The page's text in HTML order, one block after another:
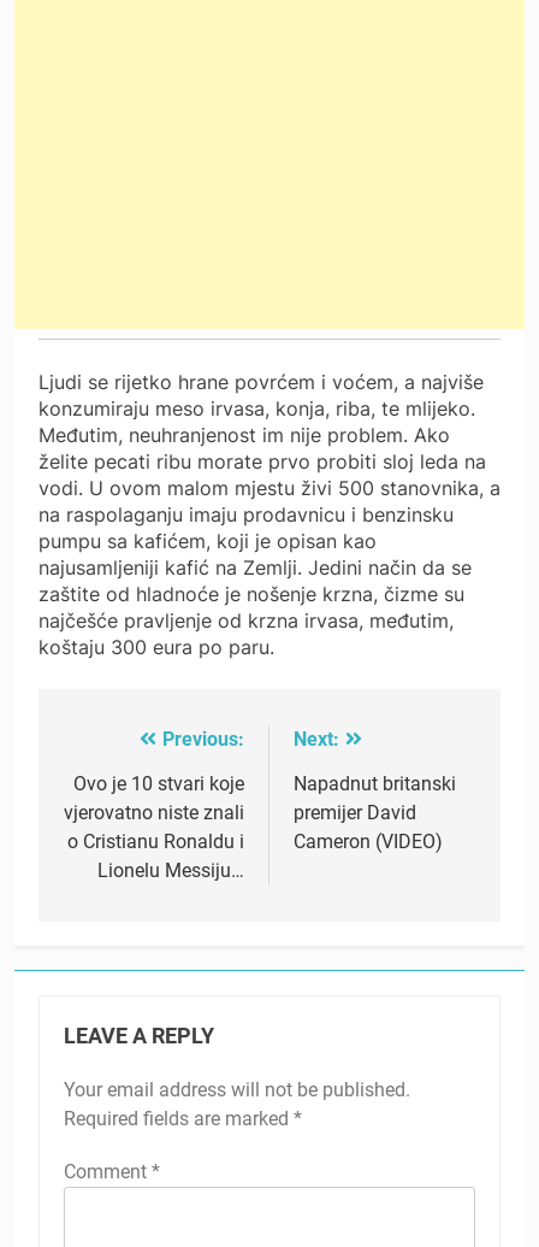
Ljudi se rijetko hrane povrćem i voćem, a najviše
konzumiraju meso irvasa, konja, riba, te mlijeko.
Međutim, neuhranjenost im nije problem. Ako
želite pecati ribu morate prvo probiti sloj leda na
vodi. U ovom malom mjestu živi 500 stanovnika, a
na raspolaganju imaju prodavnicu i benzinsku
pumpu sa kafićem, koji je opisan kao
najusamljeniji kafić na Zemlji. Jedini način da se
zaštite od hladnoće je nošenje krzna, čizme su
najčešće pravljenje od krzna irvasa, međutim,
koštaju 300 eura po paru.
navigation
Previous:
Ovo je 10 stvari koje
vjerovatno niste znali
o Cristianu Ronaldu i
Lionelu Messiju…
Next:
Napadnut britanski
premijer David
Cameron (VIDEO)
LEAVE A REPLY
Your email address will not be published.
Required fields are marked *
Comment *